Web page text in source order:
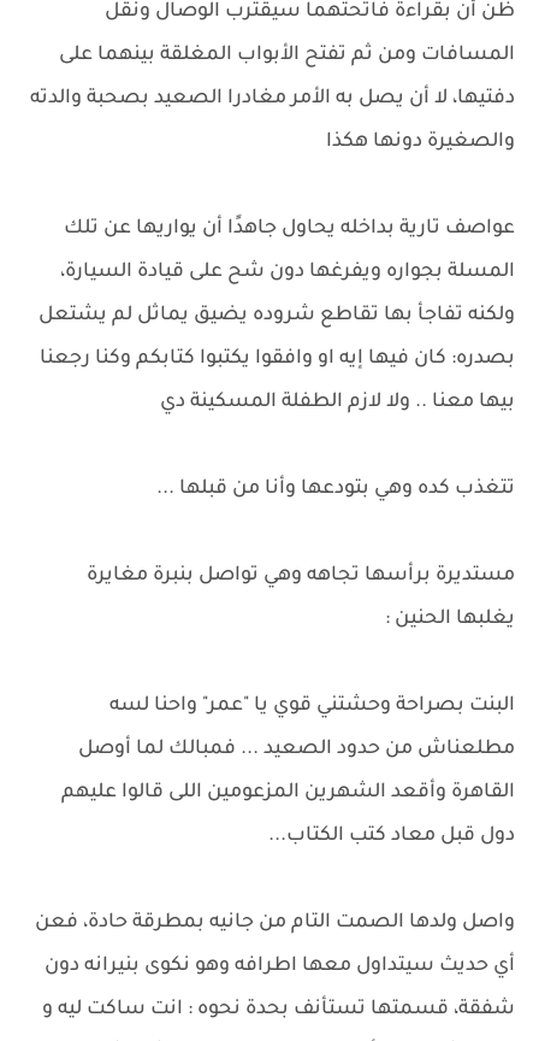
ظن أن بقراءة فاتحتهما سيقترب الوصال ونقل
المسافات ومن ثم تفتح الأبواب المغلقة بينهما على
دفتيها، لا أن يصل به الأمر مغادرا الصعيد بصحبة والدته
والصغيرة دونها هكذا
عواصف تارية بداخله يحاول جاهدًا أن يواريها عن تلك
المسلة بجواره ويفرغها دون شح على قيادة السيارة،
ولكنه تفاجأ بها تقاطع شروده يضيق يماثل لم يشتعل
بصدره: كان فيها إيه او وافقوا يكتبوا كتابكم وكنا رجعنا
بيها معنا .. ولا لازم الطفلة المسكينة دي
تتغذب كده وهي بتودعها وأنا من قبلها ...
مستديرة برأسها تجاهه وهي تواصل بنبرة مغايرة
يغلبها الحنين :
البنت بصراحة وحشتني قوي يا "عمر" واحنا لسه
مطلعناش من حدود الصعيد ... فمبالك لما أوصل
القاهرة وأقعد الشهرين المزعومين اللى قالوا عليهم
دول قبل معاد كتب الكتاب...
واصل ولدها الصمت التام من جانيه بمطرقة حادة، فعن
أي حديث سيتداول معها اطرافه وهو نكوى بنيرانه دون
شفقة، قسمتها تستأنف بحدة نحوه : انت ساكت ليه و